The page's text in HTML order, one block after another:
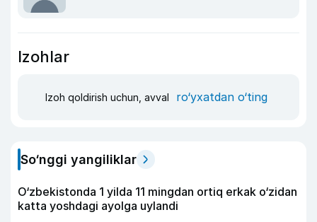
Izohlar
Izoh qoldirish uchun, avval ro‘yxatdan o‘ting
So‘nggi yangiliklar
O‘zbekistonda 1 yilda 11 mingdan ortiq erkak o‘zidan
katta yoshdagi ayolga uylandi